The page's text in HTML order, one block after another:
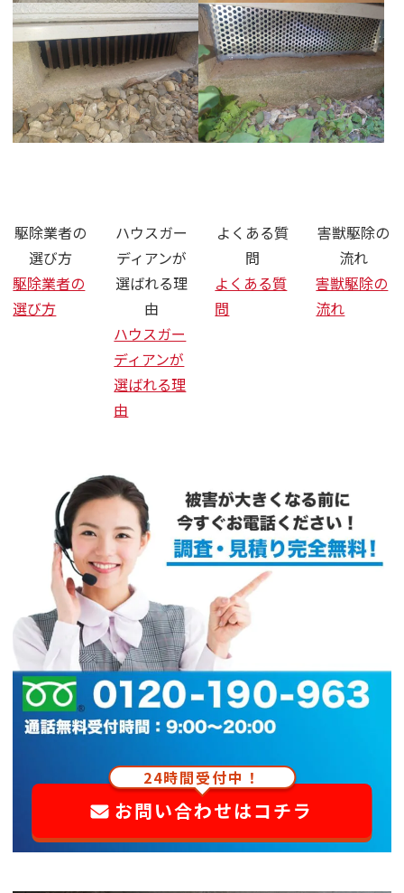
駆除業者の
選び方
駆除業者の
選び方
ハウスガー
ディアンが
選ばれる理
由
ハウスガー
ディアンが
選ばれる理
由
よくある質
問
よくある質
問
害獣駆除の
流れ
害獣駆除の
流れ
24時間受付中！
お問い合わせはコチラ